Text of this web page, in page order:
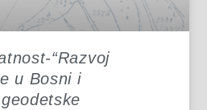
“Razvoj
u Bosni i